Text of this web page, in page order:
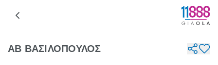
ΑΒ ΒΑΣΙΛΟΠΟΥΛΟΣ